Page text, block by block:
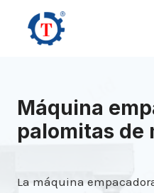
contenido
Máquina
palomitas de
La máquina